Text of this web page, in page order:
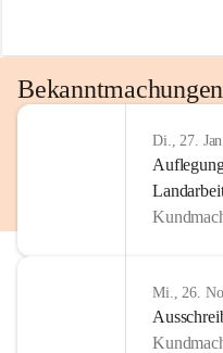
Bekanntmachungen
Di., 27.
Mi., 26.